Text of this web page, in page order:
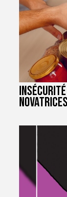
novatrices